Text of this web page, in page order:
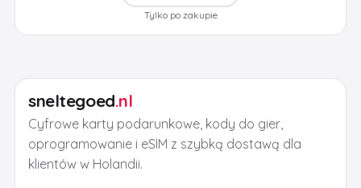
Tylko po zakupie
sneltegoed.nl
Cyfrowe karty podarunkowe, kody do gier,
oprogramowanie i eSIM z szybką dostawą dla
klientów w Holandii.